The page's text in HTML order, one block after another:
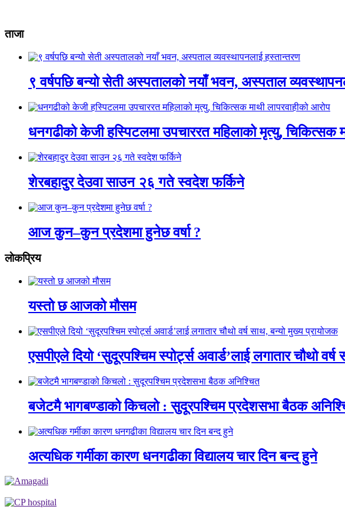
ताजा
९ वर्षपछि बन्यो सेती अस्पतालको नयाँ भवन, अस्पताल
धनगढीको केजी हस्पिटलमा उपचाररत महिलाको मृत्यु, चिकित्सक
शेरबहादुर देउवा साउन २६ गते स्वदेश फर्किने
आज कुन–कुन प्रदेशमा हुनेछ वर्षा ?
लाेकप्रिय
यस्तो छ आजको मौसम
एसपीएले दियो ‘सुदूरपश्चिम स्पोर्ट्स अवार्ड’लाई लगातार चौथो
बजेटमै भागबण्डाको किचलो : सुदूरपश्चिम प्रदेशसभा बैठक
अत्यधिक गर्मीका कारण धनगढीका विद्यालय चार दिन बन्द हुने